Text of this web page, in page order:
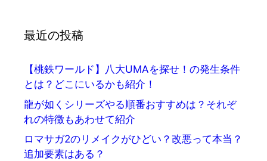
最近の投稿
【桃鉄ワールド】八大UMAを探せ！の発生条件
とは？どこにいるかも紹介！
龍が如くシリーズやる順番おすすめは？それぞ
れの特徴もあわせて紹介
ロマサガ2のリメイクがひどい？改悪って本当？
追加要素はある？